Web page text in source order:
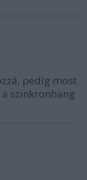
pedig most
szinkronhang